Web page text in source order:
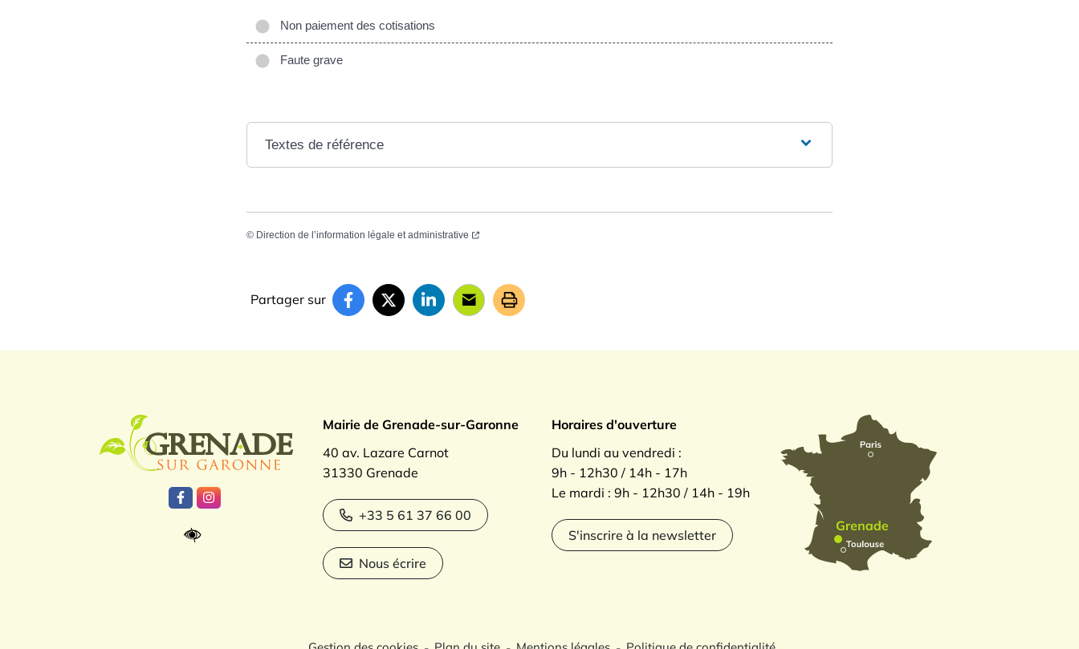
Non paiement des cotisations
Faute grave
Textes de référence
© Direction de l’information légale et administrative
Partager sur
Logo Grenade sur Garonne
Lien vers le compte Facebook
Lien vers le compte Instagram
Mairie de Grenade-sur-Garonne
40 av. Lazare Carnot
31330 Grenade
+33 5 61 37 66 00
Nous écrire
Horaires d'ouverture
Du lundi au vendredi :
9h - 12h30 / 14h - 17h
Le mardi : 9h - 12h30 / 14h - 19h
S'inscrire à la newsletter